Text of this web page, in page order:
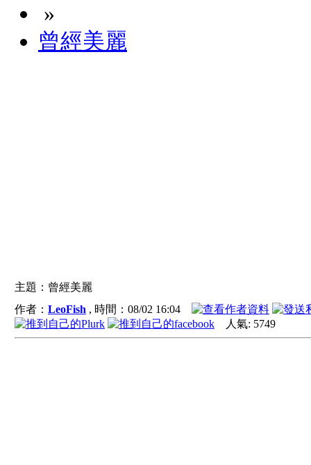
»
曾經美麗
主題：曾經美麗
作者： LeoFish , 時間： 08/02 16:04
人氣: 5749